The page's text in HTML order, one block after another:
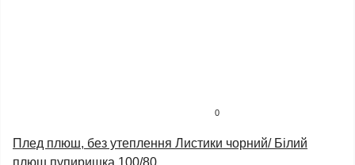
0
Плед плюш, без утеплення Листики чорний/ Білий
плюш пупиришка 100/80